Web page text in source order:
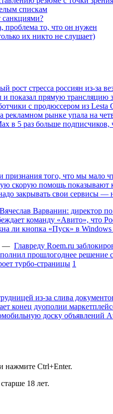
спискам
санкциями?
проблема то, что он нужен
их никто не слушает)
рост стресса россиян из-за
показал прямую трансляцию
с продюссером из
рекламном рынке упала на
в 5 раз больше
признания того, что мы мало
скорую помощь показывают
закрывать свои сервисы —
Варванин: директор
команду «Авито», что
ли кнопка «Пуск» в Windows
— Главреду Roem.ru
прошлогоднее
турбо-страницы 1
из-за слива
конец дуополии
доску объявлений
нажмите Ctrl+Enter.
18 лет.